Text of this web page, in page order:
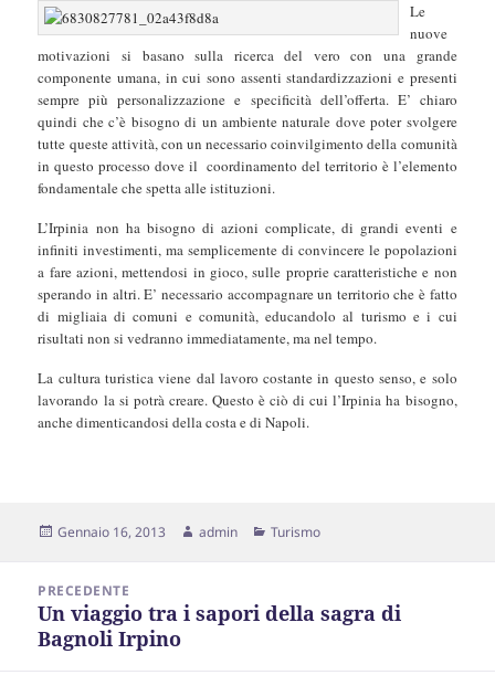
Le
nuove
motivazioni si basano sulla ricerca del vero con una grande
componente umana, in cui sono assenti standardizzazioni e presenti
sempre più personalizzazione e specificità dell’offerta. E’ chiaro
quindi che c’è bisogno di un ambiente naturale dove poter svolgere
tutte queste attività, con un necessario coinvilgimento della comunità
in questo processo dove il coordinamento del territorio è l’elemento
fondamentale che spetta alle istituzioni.
L’Irpinia non ha bisogno di azioni complicate, di grandi eventi e
infiniti investimenti, ma semplicemente di convincere le popolazioni
a fare azioni, mettendosi in gioco, sulle proprie caratteristiche e non
sperando in altri. E’ necessario accompagnare un territorio che è fatto
di migliaia di comuni e comunità, educandolo al turismo e i cui
risultati non si vedranno immediatamente, ma nel tempo.
La cultura turistica viene dal lavoro costante in questo senso, e solo
lavorando la si potrà creare. Questo è ciò di cui l’Irpinia ha bisogno,
anche dimenticandosi della costa e di Napoli.
Scritto
Gennaio 16, 2013 Autore
admin Categorie
Turismo
articoliPRECEDENTE
Articolo
precedente:
Un viaggio tra i sapori della sagra di
Bagnoli Irpino